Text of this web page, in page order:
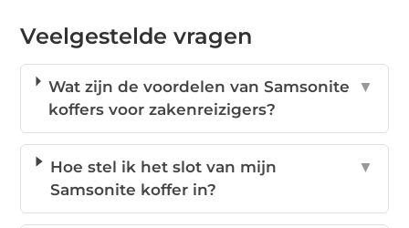
Veelgestelde vragen
Wat zijn de voordelen van Samsonite
koffers voor zakenreizigers?
▼
Hoe stel ik het slot van mijn
Samsonite koffer in?
▼